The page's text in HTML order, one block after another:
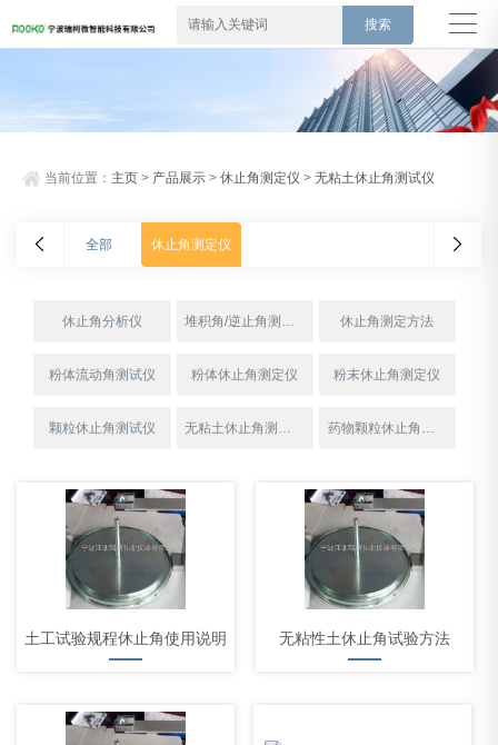
当前位置： 主页 > 产品展示 >休止角测定仪 >无粘土休止角测试仪
全部 休止角测定仪
休止角分析仪 堆积角/逆止角测定仪 休止角测定方法
粉体流动角测试仪 粉体休止角测定仪 粉末休止角测定仪
颗粒休止角测试仪 无粘土休止角测试仪 药物颗粒休止角测试仪
土工试验规程休止角使用说明 无粘性土休止角试验方法